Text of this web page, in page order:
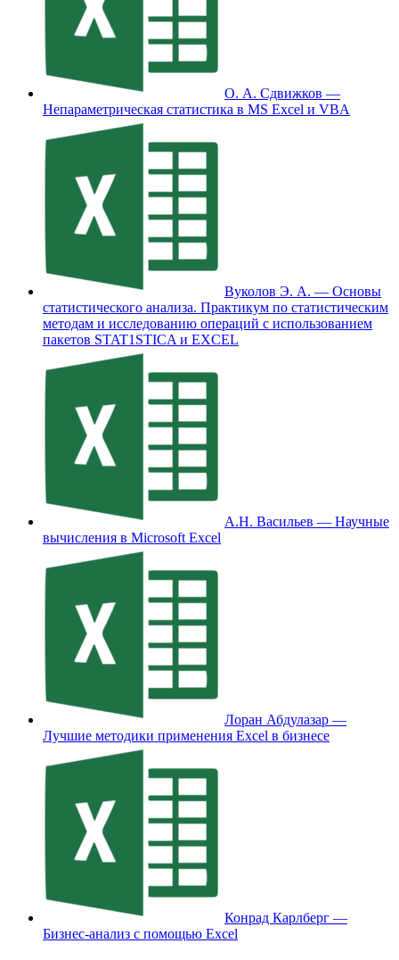
О. А. Сдвижков —
Непараметрическая статистика в MS Excel и VBA
Вуколов Э. А. — Основы
статистического анализа. Практикум по статистическим
методам и исследованию операций с использованием
пакетов STAT1STICA и EXCEL
А.Н. Васильев — Научные
вычисления в Microsoft Excel
Лоран Абдулазар —
Лучшие методики применения Excel в бизнесе
Конрад Карлберг —
Бизнес-анализ с помощью Excel